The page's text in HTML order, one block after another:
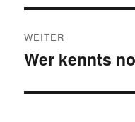
WEITER
Nächster
Wer kennts